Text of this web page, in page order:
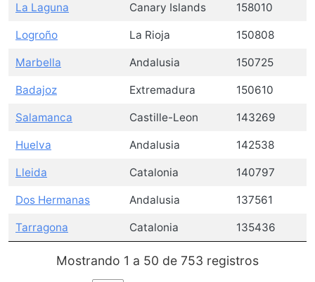
La Laguna Canary Islands 158010
Logroño La Rioja 150808
Marbella Andalusia 150725
Badajoz Extremadura 150610
Salamanca Castille-Leon 143269
Huelva Andalusia 142538
Lleida Catalonia 140797
Dos Hermanas Andalusia 137561
Tarragona Catalonia 135436
Mostrando 1 a 50 de 753 registros